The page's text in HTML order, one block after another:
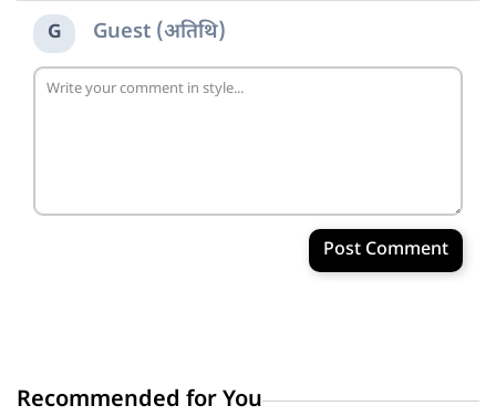
G Guest (अतिथि)
Post Comment
Recommended for You